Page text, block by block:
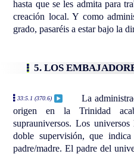
hasta que se les admita para
creación local. Y como
grado, pasaréis a estar bajo la
5. LOS
33:5.1 (370.6)
La
origen en la Trinidad
suprauniversos. Los
doble supervisión, que
padre/madre. El padre del